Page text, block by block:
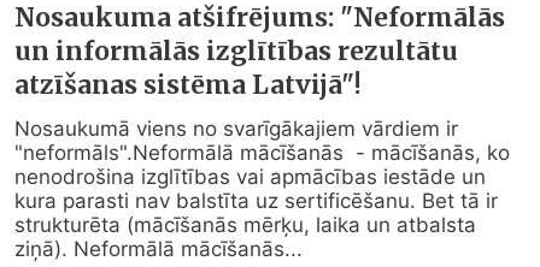
Nosaukuma atšifrējums: "Neformālās
un informālās izglītības rezultātu
atzīšanas sistēma Latvijā"!
Nosaukumā viens no svarīgākajiem vārdiem ir
"neformāls".Neformālā mācīšanās  - mācīšanās, ko
nenodrošina izglītības vai apmācības iestāde un
kura parasti nav balstīta uz sertificēšanu. Bet tā ir
strukturēta (mācīšanās mērķu, laika un atbalsta
ziņā). Neformālā mācīšanās...